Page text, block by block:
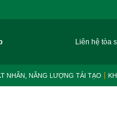
Liên hệ tòa
NHÂN, NĂNG LƯỢNG TÁI TẠO